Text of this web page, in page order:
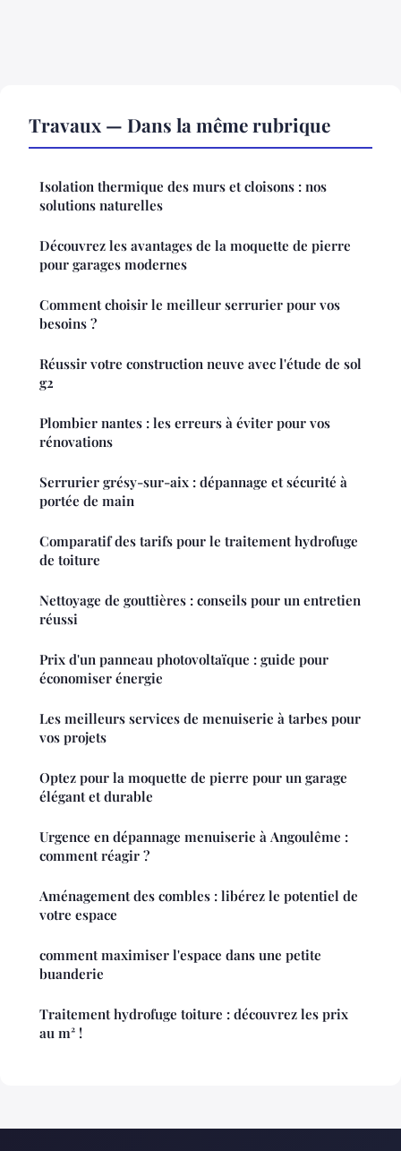
Travaux — Dans la même rubrique
Isolation thermique des murs et cloisons : nos
solutions naturelles
Découvrez les avantages de la moquette de pierre
pour garages modernes
Comment choisir le meilleur serrurier pour vos
besoins ?
Réussir votre construction neuve avec l'étude de sol
g2
Plombier nantes : les erreurs à éviter pour vos
rénovations
Serrurier grésy-sur-aix : dépannage et sécurité à
portée de main
Comparatif des tarifs pour le traitement hydrofuge
de toiture
Nettoyage de gouttières : conseils pour un entretien
réussi
Prix d'un panneau photovoltaïque : guide pour
économiser énergie
Les meilleurs services de menuiserie à tarbes pour
vos projets
Optez pour la moquette de pierre pour un garage
élégant et durable
Urgence en dépannage menuiserie à Angoulême :
comment réagir ?
Aménagement des combles : libérez le potentiel de
votre espace
comment maximiser l'espace dans une petite
buanderie
Traitement hydrofuge toiture : découvrez les prix
au m² !